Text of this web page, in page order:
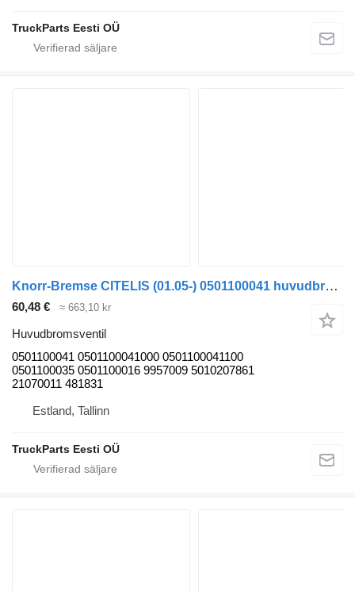
TruckParts Eesti OÜ
Knorr-Bremse CITELIS (01.05-) 0501100041 huvudbromsventil till Irisbus Access, Evadys, Axer, Karosa, Recreo, Domino, Agora, Citelis, Eurorider (1999-) buss
60,48 € ≈ 663,10 kr
Huvudbromsventil
0501100041 0501100041000 0501100041100
0501100035 0501100016 9957009 5010207861
21070011 481831
Estland, Tallinn
TruckParts Eesti OÜ